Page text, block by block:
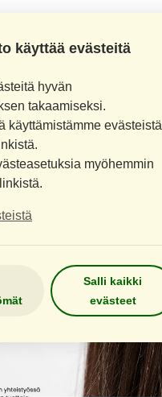
käyttää evästeitä
hyvän
takaamiseksi.
käyttämistämme evästeistä
myöhemmin
Salli kaikki
evästeet